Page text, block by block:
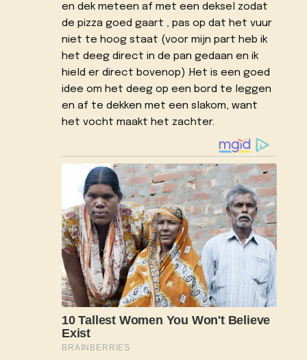
en dek meteen af met een deksel zodat
de pizza goed gaart , pas op dat het vuur
niet te hoog staat (voor mijn part heb ik
het deeg direct in de pan gedaan en ik
hield er direct bovenop) .Het is een goed
idee om het deeg op een bord te leggen
en af te dekken met een slakom, want
het vocht maakt het zachter.